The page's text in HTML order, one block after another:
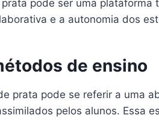
pode ser uma
e a autonomia dos
de ensino
prata pode se referir a uma
pelos alunos. Essa